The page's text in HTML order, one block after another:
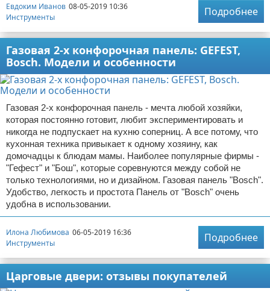
Евдоким Иванов 08-05-2019 10:36
Инструменты
Подробнее
Газовая 2-х конфорочная панель: GEFEST,
Bosch. Модели и особенности
Газовая 2-х конфорочная панель - мечта любой хозяйки,
которая постоянно готовит, любит экспериментировать и
никогда не подпускает на кухню соперниц. А все потому, что
кухонная техника привыкает к одному хозяину, как
домочадцы к блюдам мамы. Наиболее популярные фирмы -
"Гефест" и "Бош", которые соревнуются между собой не
только технологиями, но и дизайном. Газовая панель "Bosch".
Удобство, легкость и простота Панель от "Bosch" очень
удобна в использовании.
Илона Любимова 06-05-2019 16:36
Инструменты
Подробнее
Царговые двери: отзывы покупателей